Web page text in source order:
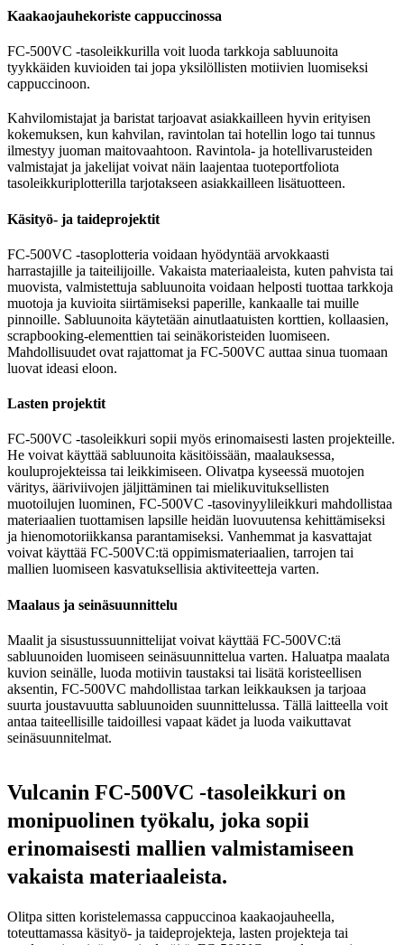
Kaakaojauhekoriste cappuccinossa
FC-500VC -tasoleikkurilla voit luoda tarkkoja sabluunoita
tyykkäiden kuvioiden tai jopa yksilöllisten motiivien luomiseksi
cappuccinoon.
Kahvilomistajat ja baristat tarjoavat asiakkailleen hyvin erityisen
kokemuksen, kun kahvilan, ravintolan tai hotellin logo tai tunnus
ilmestyy juoman maitovaahtoon. Ravintola- ja hotellivarusteiden
valmistajat ja jakelijat voivat näin laajentaa tuoteportfoliota
tasoleikkuriplotterilla tarjotakseen asiakkailleen lisätuotteen.
Käsityö- ja taideprojektit
FC-500VC -tasoplotteria voidaan hyödyntää arvokkaasti
harrastajille ja taiteilijoille. Vakaista materiaaleista, kuten pahvista tai
muovista, valmistettuja sabluunoita voidaan helposti tuottaa tarkkoja
muotoja ja kuvioita siirtämiseksi paperille, kankaalle tai muille
pinnoille. Sabluunoita käytetään ainutlaatuisten korttien, kollaasien,
scrapbooking-elementtien tai seinäkoristeiden luomiseen.
Mahdollisuudet ovat rajattomat ja FC-500VC auttaa sinua tuomaan
luovat ideasi eloon.
Lasten projektit
FC-500VC -tasoleikkuri sopii myös erinomaisesti lasten projekteille.
He voivat käyttää sabluunoita käsitöissään, maalauksessa,
kouluprojekteissa tai leikkimiseen. Olivatpa kyseessä muotojen
väritys, ääriviivojen jäljittäminen tai mielikuvituksellisten
muotoilujen luominen, FC-500VC -tasovinyylileikkuri mahdollistaa
materiaalien tuottamisen lapsille heidän luovuutensa kehittämiseksi
ja hienomotoriikkansa parantamiseksi. Vanhemmat ja kasvattajat
voivat käyttää FC-500VC:tä oppimismateriaalien, tarrojen tai
mallien luomiseen kasvatuksellisia aktiviteetteja varten.
Maalaus ja seinäsuunnittelu
Maalit ja sisustussuunnittelijat voivat käyttää FC-500VC:tä
sabluunoiden luomiseen seinäsuunnittelua varten. Haluatpa maalata
kuvion seinälle, luoda motiivin taustaksi tai lisätä koristeellisen
aksentin, FC-500VC mahdollistaa tarkan leikkauksen ja tarjoaa
suurta joustavuutta sabluunoiden suunnittelussa. Tällä laitteella voit
antaa taiteellisille taidoillesi vapaat kädet ja luoda vaikuttavat
seinäsuunnitelmat.
Vulcanin FC-500VC -tasoleikkuri on
monipuolinen työkalu, joka sopii
erinomaisesti mallien valmistamiseen
vakaista materiaaleista.
Olitpa sitten koristelemassa cappuccinoa kaakaojauheella,
toteuttamassa käsityö- ja taideprojekteja, lasten projekteja tai